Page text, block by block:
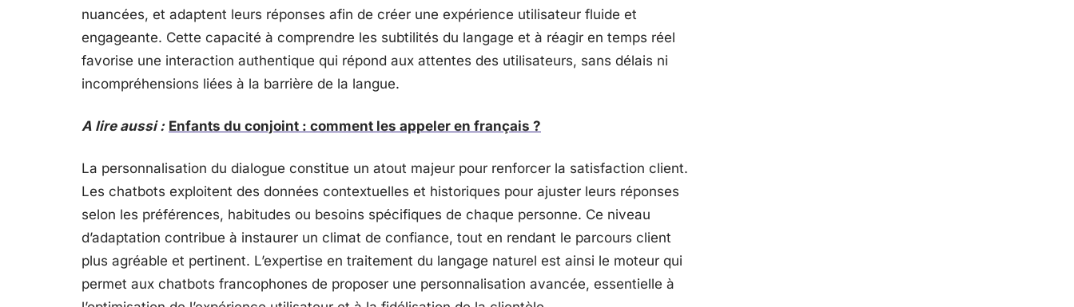
nuancées, et adaptent leurs réponses afin de créer une expérience utilisateur fluide et
engageante. Cette capacité à comprendre les subtilités du langage et à réagir en temps réel
favorise une interaction authentique qui répond aux attentes des utilisateurs, sans délais ni
incompréhensions liées à la barrière de la langue.
A lire aussi : Enfants du conjoint : comment les appeler en français ?
La personnalisation du dialogue constitue un atout majeur pour renforcer la satisfaction client.
Les chatbots exploitent des données contextuelles et historiques pour ajuster leurs réponses
selon les préférences, habitudes ou besoins spécifiques de chaque personne. Ce niveau
d’adaptation contribue à instaurer un climat de confiance, tout en rendant le parcours client
plus agréable et pertinent. L’expertise en traitement du langage naturel est ainsi le moteur qui
permet aux chatbots francophones de proposer une personnalisation avancée, essentielle à